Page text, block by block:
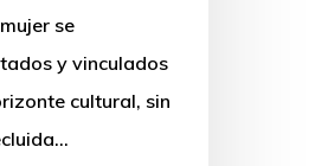
se
y vinculados
cultural, sin